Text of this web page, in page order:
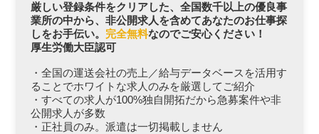
厳しい登録条件をクリアした、全国数千以上の優良事
業所の中から、非公開求人を含めてあなたのお仕事探
しをお手伝い。 完全無料なのでご安心ください！
厚生労働大臣認可
・全国の運送会社の売上／給与データベースを活用す
ることでホワイトな求人のみを厳選してご紹介
・すべての求人が100%独自開拓だから急募案件や非
公開求人が多数
・正社員のみ。派遣は一切掲載しません